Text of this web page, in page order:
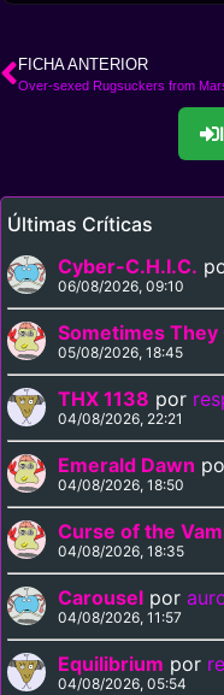
FICHA ANTERIOR
Over-sexed Rugsuckers from
Últimas Críticas
Cyber-C.H.I.C.
06/08/2026, 09:10
Sometimes They
05/08/2026, 18:45
THX 1138 por
04/08/2026, 22:21
Emerald Dawn
04/08/2026, 18:50
Curse of the
04/08/2026, 18:35
Carousel por
04/08/2026, 11:57
Equilibrium por
04/08/2026, 05:54